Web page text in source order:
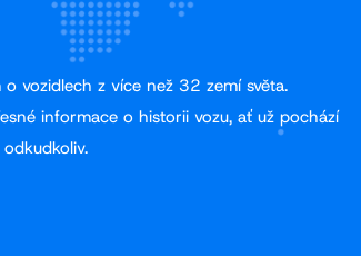
vozidlech z více než 32 zemí světa.
informace o historii vozu, ať už pochází
odkudkoliv.